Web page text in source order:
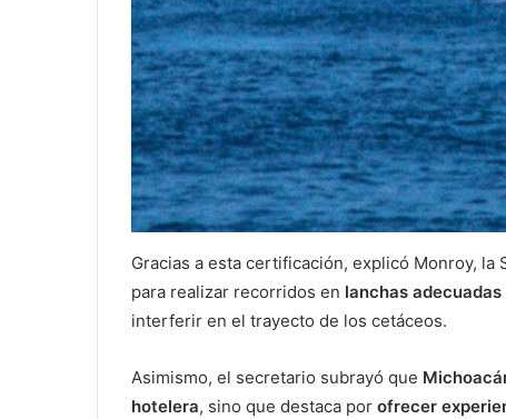
Gracias a esta certificación, explicó Monroy, la
para realizar recorridos en lanchas adecuadas
interferir en el trayecto de los cetáceos.
Asimismo, el secretario subrayó que
hotelera, sino que destaca por ofrecer